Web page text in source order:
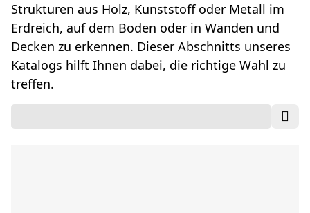
Strukturen aus Holz, Kunststoff oder Metall im
Erdreich, auf dem Boden oder in Wänden und
Decken zu erkennen. Dieser Abschnitts unseres
Katalogs hilft Ihnen dabei, die richtige Wahl zu
treffen.